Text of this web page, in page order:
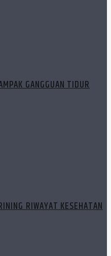
GANGGUAN TIDUR
RIWAYAT KESEHATAN